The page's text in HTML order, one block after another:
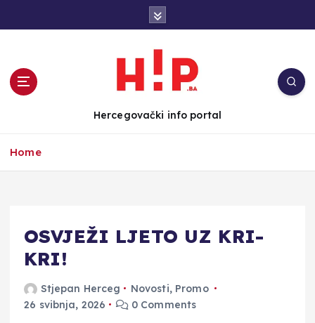
e
Hercegovački info portal
Home
OSVJEŽI LJETO UZ KRI-
KRI!
Stjepan Herceg Novosti, Promo
26 svibnja, 2026
0 Comments